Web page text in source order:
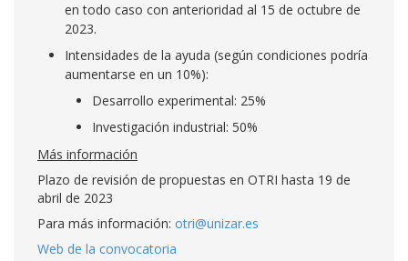
en todo caso con anterioridad al 15 de octubre de
2023.
Intensidades de la ayuda (según condiciones podría
aumentarse en un 10%):
Desarrollo experimental: 25%
Investigación industrial: 50%
Más información
Plazo de revisión de propuestas en OTRI hasta 19 de
abril de 2023
Para más información: otri@unizar.es
Web de la convocatoria